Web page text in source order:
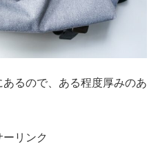
るので、ある程度厚みのあ
ーリンク